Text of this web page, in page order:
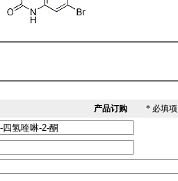
产品订购* 必填项